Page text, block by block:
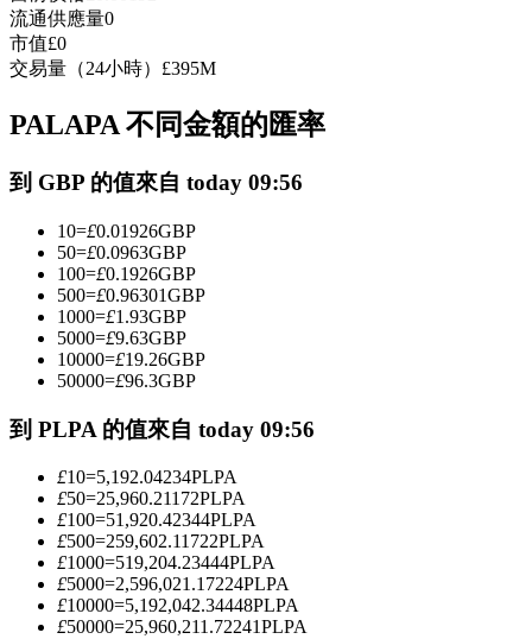
與頂尖交易專家同行
成為跟單交易員
坐享盈利分成和跟單分傭
流通供應量0
市值£0
交易量（24小時） £395M
PALAPA 不同金額的匯率
到 GBP 的值來自 today 09:56
10=£0.01926GBP
50=£0.0963GBP
100=£0.1926GBP
500=£0.96301GBP
1000=£1.93GBP
5000=£9.63GBP
10000=£19.26GBP
50000=£96.3GBP
到 PLPA 的值來自 today 09:56
£10=5,192.04234PLPA
£50=25,960.21172PLPA
£100=51,920.42344PLPA
£500=259,602.11722PLPA
£1000=519,204.23444PLPA
£5000=2,596,021.17224PLPA
£10000=5,192,042.34448PLPA
£50000=25,960,211.72241PLPA